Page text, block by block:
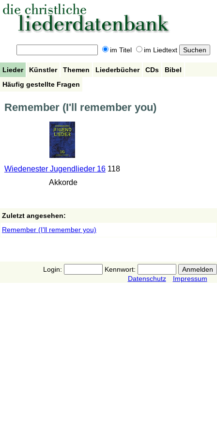
im Titel im Liedtext
Lieder Künstler Themen Liederbücher CDs
Bibel
Häufig gestellte Fragen
Remember (I'll remember you)
Wiedenester Jugendlieder 16118
Akkorde
Zuletzt angesehen:
Remember (I'll remember you)
Login:
Kennwort:
Datenschutz
Impressum